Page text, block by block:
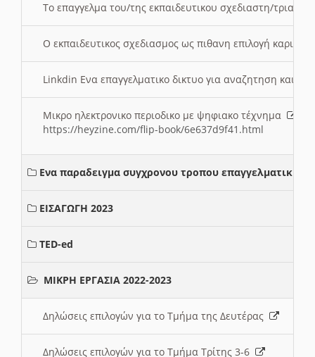
Το επαγγελμα του/της εκπαιδευτικου σχεδιαστη/τριας
Ο εκπαιδευτικος σχεδιασμος ως πιθανη επιλογή
Linkdin Ενα επαγγελματικο δικτυο για αναζητηση και
Μικρο ηλεκτρονικο περιοδικο με ψηφιακο τέχνημα
https://heyzine.com/flip-book/6e637d9f41.html
Ενα παραδειγμα συγχρονου τροπου επαγγελματικης
ΕΙΣΑΓΩΓΗ 2023
TED-ed
ΜΙΚΡΗ ΕΡΓΑΣΙΑ 2022-2023
Δηλώσεις επιλογών για το Τμήμα της Δευτέρας
Δηλώσεις επιλογών για το Τμήμα Τρίτης 3-6